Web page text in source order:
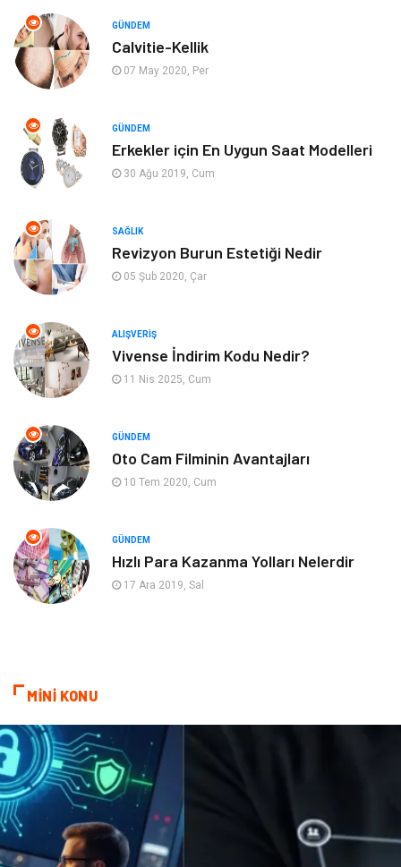
Turizm
Bilgisayar & Yazılım
Bahçe Ev
Tekstil
Plastik Bilgisayar ve Yazılım
Aksesuar Ambalaj
Hediyelik Eşya
Bilişim
Alüminyum Nakliyat
Bebek Giyim
Moda
Telekomünikasyon
Periyodik Kontrol
GÜNDEM
Calvitie-Kellik
07 May 2020, Per
GÜNDEM
Erkekler için En Uygun Saat Modelleri
30 Ağu 2019, Cum
SAĞLIK
Revizyon Burun Estetiği Nedir
05 Şub 2020, Çar
ALIŞVERIŞ
Vivense İndirim Kodu Nedir?
11 Nis 2025, Cum
GÜNDEM
Oto Cam Filminin Avantajları
10 Tem 2020, Cum
GÜNDEM
Hızlı Para Kazanma Yolları Nelerdir
17 Ara 2019, Sal
MİNİ KONU